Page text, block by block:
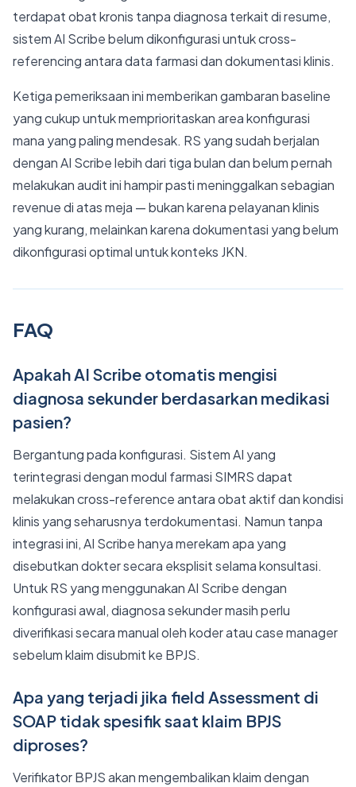
terdapat obat kronis tanpa diagnosa terkait di resume,
sistem AI Scribe belum dikonfigurasi untuk cross-
referencing antara data farmasi dan dokumentasi klinis.
Ketiga pemeriksaan ini memberikan gambaran baseline
yang cukup untuk memprioritaskan area konfigurasi
mana yang paling mendesak. RS yang sudah berjalan
dengan AI Scribe lebih dari tiga bulan dan belum pernah
melakukan audit ini hampir pasti meninggalkan sebagian
revenue di atas meja — bukan karena pelayanan klinis
yang kurang, melainkan karena dokumentasi yang belum
dikonfigurasi optimal untuk konteks JKN.
FAQ
Apakah AI Scribe otomatis mengisi
diagnosa sekunder berdasarkan medikasi
pasien?
Bergantung pada konfigurasi. Sistem AI yang
terintegrasi dengan modul farmasi SIMRS dapat
melakukan cross-reference antara obat aktif dan kondisi
klinis yang seharusnya terdokumentasi. Namun tanpa
integrasi ini, AI Scribe hanya merekam apa yang
disebutkan dokter secara eksplisit selama konsultasi.
Untuk RS yang menggunakan AI Scribe dengan
konfigurasi awal, diagnosa sekunder masih perlu
diverifikasi secara manual oleh koder atau case manager
sebelum klaim disubmit ke BPJS.
Apa yang terjadi jika field Assessment di
SOAP tidak spesifik saat klaim BPJS
diproses?
Verifikator BPJS akan mengembalikan klaim dengan